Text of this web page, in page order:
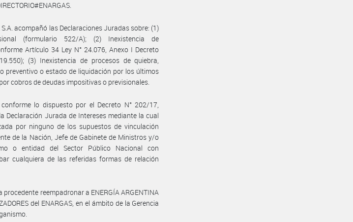
acompañó las Declaraciones Juradas sobre: (1)
(formulario 522/A); (2) Inexistencia de
Artículo 34 Ley N° 24.076, Anexo I Decreto
(3) Inexistencia de procesos de quiebra,
preventivo o estado de liquidación por los últimos
cobros de deudas impositivas o previsionales.
lo dispuesto por el Decreto N° 202/17,
Declaración Jurada de Intereses mediante la cual
por ninguno de los supuestos de vinculación
de la Nación, Jefe de Gabinete de Ministros y/o
o entidad del Sector Público Nacional con
cualquiera de las referidas formas de relación
reempadronar a ENERGÍA ARGENTINA
del ENARGAS, en el ámbito de la Gerencia